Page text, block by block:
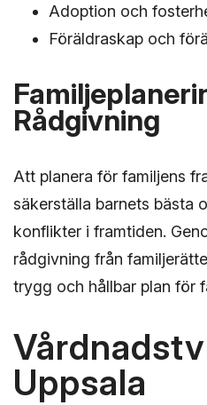
Adoption och
Föräldraskap och
Rådgivning
Att planera för familjens
säkerställa barnets bästa
konflikter i framtiden.
rådgivning från
trygg och hållbar plan för
Uppsala